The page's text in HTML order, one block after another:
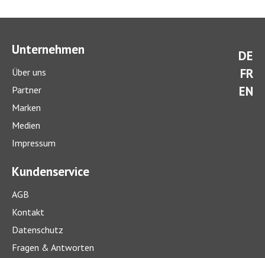
Was kostet ein Winter-Check?
Mit einem umfassenden Winter-Check bereiten Sie Ihr Auto
DE
FR
EN
Unternehmen
Über uns
Partner
Marken
Medien
Impressum
Kundenservice
AGB
Kontakt
Datenschutz
Fragen & Antworten